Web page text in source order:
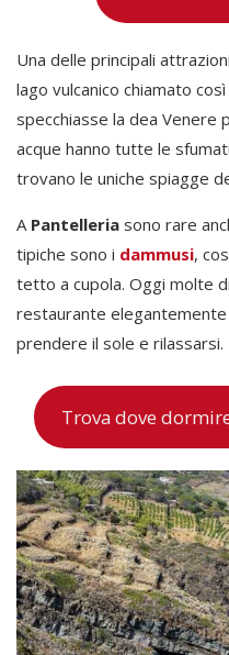
Una delle principali
lago vulcanico chiamato
specchiasse la dea Venere
acque hanno tutte le
trovano le uniche spiagge
A Pantelleria sono rare
tipiche sono i dammusi,
tetto a cupola. Oggi molte
restaurante
prendere il sole e rilassarsi.
Trova dove